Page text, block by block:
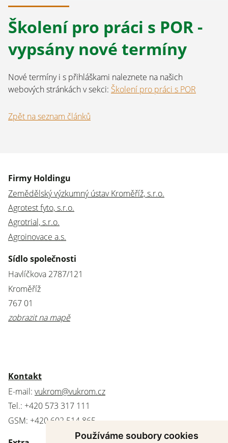
Používáme soubory cookies
Školení pro práci s POR -
vypsány nové termíny
Nové termíny i s přihláškami naleznete na našich
webových stránkách v sekci: Školení pro práci s POR
Zpět na seznam článků
Firmy Holdingu
Zemědělský výzkumný ústav Kroměříž, s.r.o.
Agrotest fyto, s.r.o.
Agrotrial, s.r.o.
Agroinovace a.s.
Sídlo společnosti
Havlíčkova 2787/121
Kroměříž
767 01
zobrazit na mapě
Kontakt
E-mail: vukrom@vukrom.cz
Tel.: +420 573 317 111
GSM: +420 602 514 865